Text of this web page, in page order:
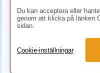
Du kan acceptera eller
genom att klicka på länken
sidan.
Cookie-inställningar